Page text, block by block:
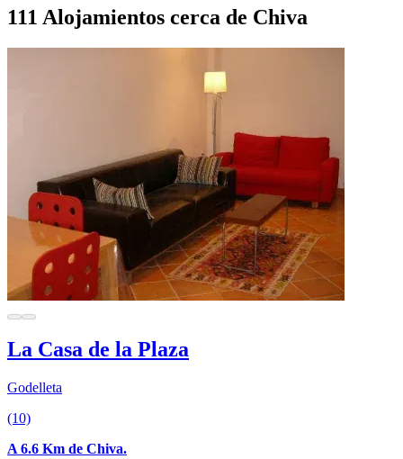
111 Alojamientos cerca de Chiva
La Casa de la Plaza
Godelleta
(10)
A 6.6 Km de Chiva.